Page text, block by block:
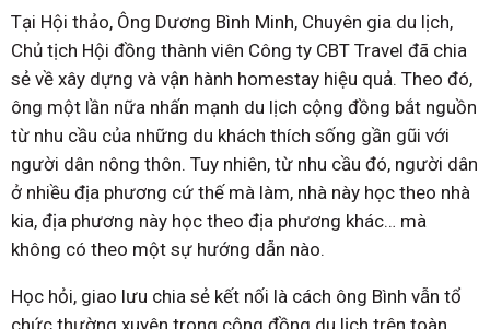
Tại Hội thảo, Ông Dương Bình Minh, Chuyên gia du lịch,
Chủ tịch Hội đồng thành viên Công ty CBT Travel đã chia
sẻ về xây dựng và vận hành homestay hiệu quả. Theo đó,
ông một lần nữa nhấn mạnh du lịch cộng đồng bắt nguồn
từ nhu cầu của những du khách thích sống gần gũi với
người dân nông thôn. Tuy nhiên, từ nhu cầu đó, người dân
ở nhiều địa phương cứ thế mà làm, nhà này học theo nhà
kia, địa phương này học theo địa phương khác… mà
không có theo một sự hướng dẫn nào.
Học hỏi, giao lưu chia sẻ kết nối là cách ông Bình vẫn tổ